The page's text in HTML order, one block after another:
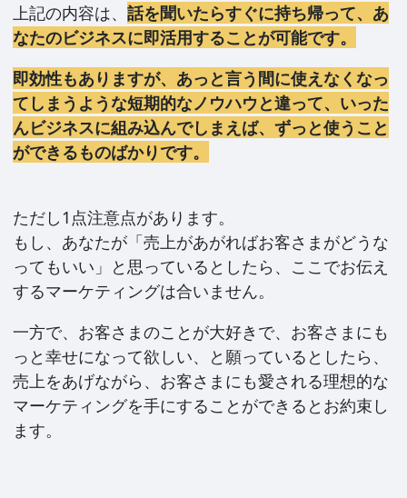
上記の内容は、 話を聞いたらすぐに持ち帰って、あ
なたのビジネスに即活用することが可能です。
即効性もありますが、あっと言う間に使えなくなっ
てしまうような短期的なノウハウと違って、いった
んビジネスに組み込んでしまえば、ずっと使うこと
ができるものばかりです。
ただし1点注意点があります。
もし、あなたが「売上があがればお客さまがどうな
ってもいい」と思っているとしたら、ここでお伝え
するマーケティングは合いません。
一方で、お客さまのことが大好きで、お客さまにも
っと幸せになって欲しい、と願っているとしたら、
売上をあげながら、お客さまにも愛される理想的な
マーケティングを手にすることができるとお約束し
ます。